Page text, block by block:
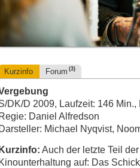
Kurzinfo Forum (3)
DK/D 2009, Laufzeit: 146 Min.,
Regie: Daniel Alfredson
Darsteller: Michael Nyqvist,
Auch der letzte Teil
auf: Das